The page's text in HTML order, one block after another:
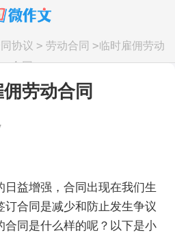
协议 > 劳动合同 >临时雇佣劳动
合同
劳动合同
益增强，合同出现在我们生
合同是减少和防止发生争议
合同是什么样的呢？以下是小